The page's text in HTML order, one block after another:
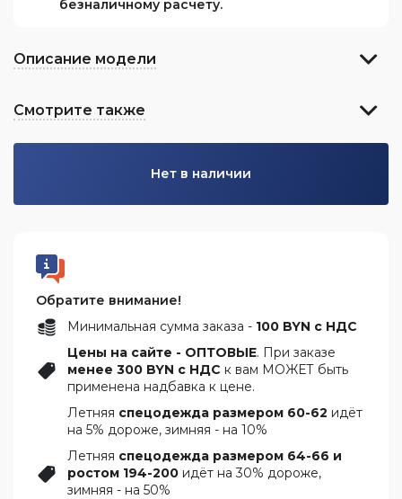
безналичному расчету.
Описание модели
Смотрите также
Нет в наличии
Обратите внимание!
Минимальная сумма заказа - 100 BYN с НДС
Цены на сайте - ОПТОВЫЕ. При заказе
менее 300 BYN с НДС к вам МОЖЕТ быть
применена надбавка к цене.
Летняя спецодежда размером 60-62 идёт
на 5% дороже, зимняя - на 10%
Летняя спецодежда размером 64-66 и
ростом 194-200 идёт на 30% дороже,
зимняя - на 50%